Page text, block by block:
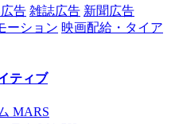
告 雑誌広告 新聞広告
ーション 映画配給・タイア
ティブ
MARS